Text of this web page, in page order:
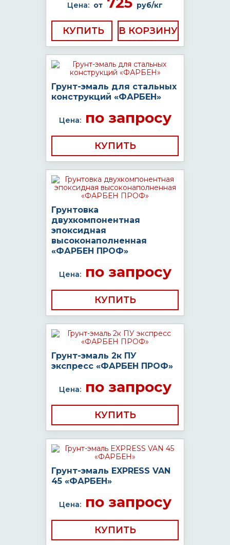
Цена: от руб/кг
КУПИТЬ
Грунт-эмаль для стальных
конструкций «ФАРБЕН»
Цена:по запросу
КУПИТЬ
Грунтовка
двухкомпонентная
эпоксидная
высоконаполненная
«ФАРБЕН ПРОФ»
Цена:по запросу
КУПИТЬ
Грунт-эмаль 2к ПУ
экспресс «ФАРБЕН ПРОФ»
Цена:по запросу
КУПИТЬ
Грунт-эмаль EXPRESS VAN
45 «ФАРБЕН»
Цена:по запросу
КУПИТЬ